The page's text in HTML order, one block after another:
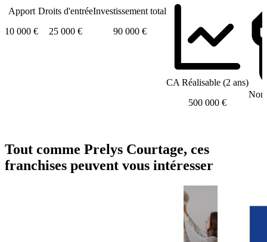
Apport
10 000 €
Droits d'entrée
25 000 €
Investissement total
90 000 €
CA Réalisable (2 ans)
500 000 €
Tout comme Prelys Courtage, ces
franchises peuvent vous intéresser